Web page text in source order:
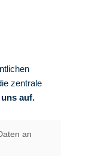
zentrale
auf.
an